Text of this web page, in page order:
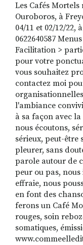
Les Cafés
Ouroboros, à
04/11 et 02/12/
0622640587
Facilitation >
pour votre
vous souhaitez
contactez moi
l'ambiance
à sa façon avec
nous écoutons,
sérieux, peut-être
pleurer, sans
parole autour de
peur ou pas,
effraie, nous
en font des
ferons un Café
rouges, soin
somatiques,